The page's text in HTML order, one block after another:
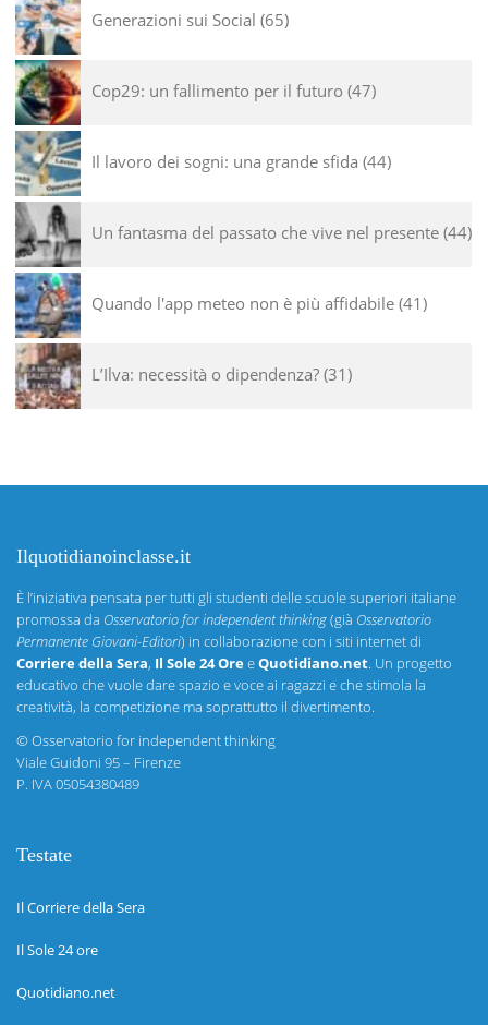
Generazioni sui Social 65
Cop29: un fallimento per il futuro 47
Il lavoro dei sogni: una grande sfida 44
Un fantasma del passato che vive nel presente 44
Quando l'app meteo non è più affidabile 41
L’Ilva: necessità o dipendenza? 31
Ilquotidianoinclasse.it
È l’iniziativa pensata per tutti gli studenti delle scuole superiori italiane
promossa da Osservatorio for independent thinking(già Osservatorio
Permanente Giovani-Editori) in collaborazione con i siti internet di
Corriere della Sera, Il Sole 24 OreeQuotidiano.net. Un progetto
educativo che vuole dare spazio e voce ai ragazzi e che stimola la
creatività, la competizione ma soprattutto il divertimento.
©Osservatorio for independent thinking
Viale Guidoni 95 – Firenze
P. IVA 05054380489
Testate
Il Corriere della Sera
Il Sole 24 ore
Quotidiano.net